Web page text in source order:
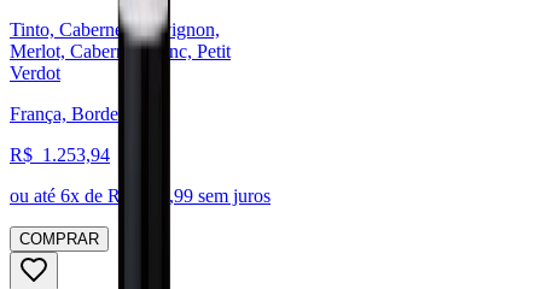
Tinto, Cabernet Sauvignon,
Merlot, Cabernet Franc, Petit
Verdot
França, Bordeaux
R$ 1.253,94
ou até 6x de R$ 208,99 sem juros
COMPRAR